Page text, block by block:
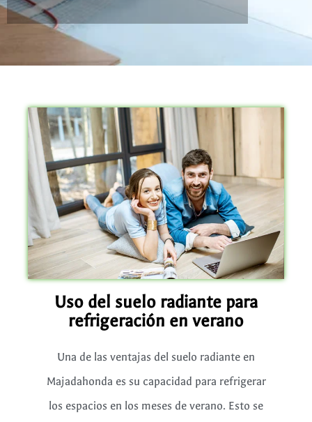
Uso del suelo radiante para
refrigeración en verano
Una de las ventajas del suelo radiante en
Majadahonda es su capacidad para refrigerar
los espacios en los meses de verano. Esto se